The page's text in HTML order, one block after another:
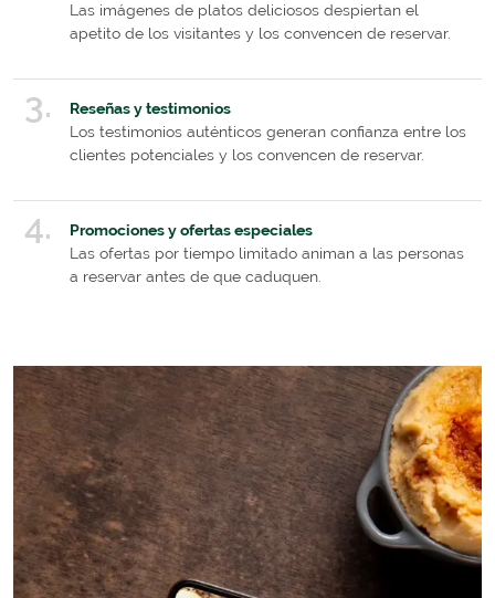
Las imágenes de platos deliciosos despiertan el
apetito de los visitantes y los convencen de reservar.
Reseñas y testimonios
Los testimonios auténticos generan confianza entre los
clientes potenciales y los convencen de reservar.
Promociones y ofertas especiales
Las ofertas por tiempo limitado animan a las personas
a reservar antes de que caduquen.